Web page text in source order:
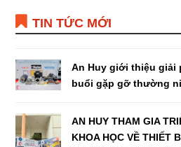
TIN TỨC MỚI
An Huy giới thiệu giải
buổi gặp gỡ thường
AN HUY THAM GIA
KHOA HỌC VỀ THIẾT